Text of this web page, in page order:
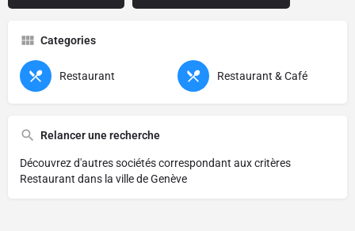
Categories
Restaurant Restaurant & Café
Relancer une recherche
Découvrez d'autres sociétés correspondant aux critères
Restaurant dans la ville de Genève